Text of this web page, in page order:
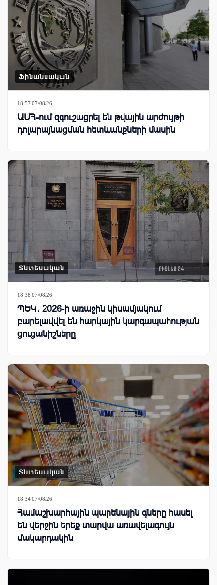
Ֆինանսական
18:57 07/08/26
ԱՄՀ-ում զգուշացրել են թվային արժույթի
դոլարայնացման հետևանքների մասին
Տնտեսական
18:38 07/08/26
ՊԵԿ․ 2026-ի առաջին կիսամյակում
բարելավվել են հարկային կարգապահության
ցուցանիշները
Տնտեսական
18:34 07/08/26
Համաշխարհային պարենային գները հասել
են վերջին երեք տարվա առավելագույն
մակարդակին